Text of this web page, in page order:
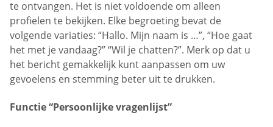
te ontvangen. Het is niet voldoende om alleen
profielen te bekijken. Elke begroeting bevat de
volgende variaties: “Hallo. Mijn naam is …”, “Hoe gaat
het met je vandaag?” “Wil je chatten?”. Merk op dat u
het bericht gemakkelijk kunt aanpassen om uw
gevoelens en stemming beter uit te drukken.
Functie “Persoonlijke vragenlijst”